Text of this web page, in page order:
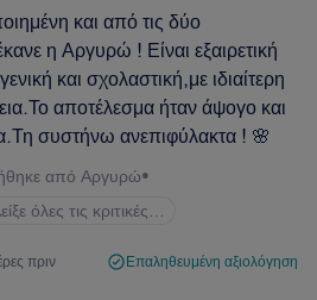
και από τις δύο
η Αργυρώ ! Είναι εξαιρετική
και σχολαστική,με ιδιαίτερη
αποτέλεσμα ήταν άψογο και
συστήνω ανεπιφύλακτα ! 🌸
από Αργυρώ•
όλες τις κριτικές…
πριν Επαληθευμένη αξιολόγηση